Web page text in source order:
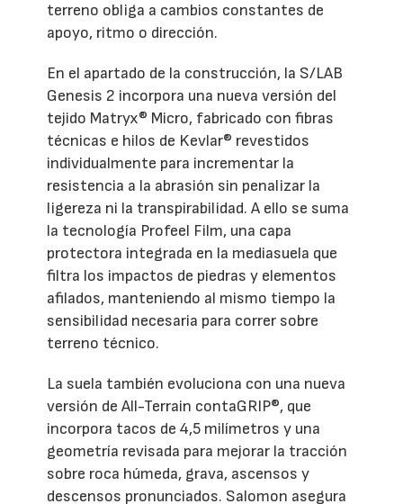
terreno obliga a cambios constantes de
apoyo, ritmo o dirección.
En el apartado de la construcción, la S/LAB
Genesis 2 incorpora una nueva versión del
tejido Matryx® Micro, fabricado con fibras
técnicas e hilos de Kevlar® revestidos
individualmente para incrementar la
resistencia a la abrasión sin penalizar la
ligereza ni la transpirabilidad. A ello se suma
la tecnología Profeel Film, una capa
protectora integrada en la mediasuela que
filtra los impactos de piedras y elementos
afilados, manteniendo al mismo tiempo la
sensibilidad necesaria para correr sobre
terreno técnico.
La suela también evoluciona con una nueva
versión de All-Terrain contaGRIP®, que
incorpora tacos de 4,5 milímetros y una
geometría revisada para mejorar la tracción
sobre roca húmeda, grava, ascensos y
descensos pronunciados. Salomon asegura